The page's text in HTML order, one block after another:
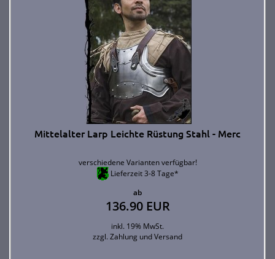
Mittelalter Larp Leichte Rüstung Stahl - Merc
verschiedene Varianten verfügbar!
Lieferzeit 3-8 Tage*
ab
136.90 EUR
inkl. 19% MwSt.
zzgl.Zahlung und Versand